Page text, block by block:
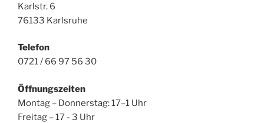
Karlstr. 6
76133 Karlsruhe
Telefon
0721 / 66 97 56 30
Öffnungszeiten
Montag – Donnerstag: 17–1 Uhr
Freitag – 17 - 3 Uhr